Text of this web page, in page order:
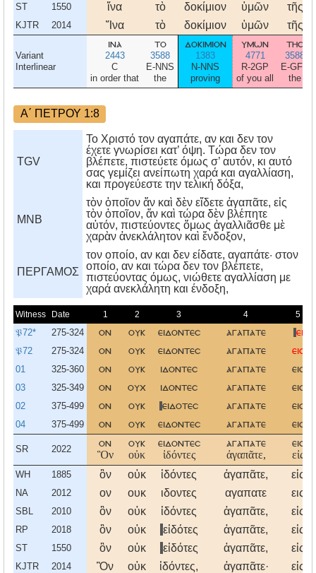
ST 1550 ἵνα τὸ δοκίμιον ὑμῶν τῆς
KJTR 2014 Ἵνα τὸ δοκίμιον ὑμῶν τῆς
Variant
Interlinear
ινα
2443
C
in order that
το
3588
E-NNS
the
δοκιμιον
1383
N-NNS
proving
υμων
4771
R-2GP
of you all
τησ
3588
E-GFS
the
Α΄ ΠΕΤΡΟΥ 1:8
TGV
Το Χριστό τον αγαπάτε, αν και δεν τον
έχετε γνωρίσει κατ’ όψη. Τώρα δεν τον
βλέπετε, πιστεύετε όμως σ’ αυτόν, κι αυτό
σας γεμίζει ανείπωτη χαρά και αγαλλίαση,
και προγεύεστε την τελική δόξα,
MNB
τὸν ὁποῖον ἄν καὶ δὲν εἴδετε ἀγαπᾶτε, εἰς
τὸν ὁποῖον, ἄν καὶ τώρα δὲν βλέπητε
αὐτόν, πιστεύοντες ὅμως ἀγαλλιᾶσθε μὲ
χαρὰν ἀνεκλάλητον καὶ ἔνδοξον,
ΠΕΡΓΑΜΟΣ
τον οποίο, αν και δεν είδατε, αγαπάτε· στον
οποίο, αν και τώρα δεν τον βλέπετε,
πιστεύοντας όμως, νιώθετε αγαλλίαση με
χαρά ανεκλάλητη και ένδοξη,
Witness Date 1 2 3 4 5
𝔓72* 275-324 ον ουκ ειδοντεσ αγαπατε ει
𝔓72 275-324 ον ουκ ειδοντεσ αγαπατε εισ
01 325-360 ον ουκ ιδοντεσ αγαπατε εισ
03 325-349 ον ουχ ιδοντεσ αγαπατε εισ
02 375-499 ον ουκ ειδοτεσ αγαπατε εισ
04 375-499 ον ουκ ειδοντεσ αγαπατε εισ
SR 2022
ον
Ὃν
ουκ
οὐκ
ειδοντεσ
ἰδόντες
αγαπατε
ἀγαπᾶτε,
εισ
εἰς
WH 1885 ὃν οὐκ ἰδόντες ἀγαπᾶτε, εἰς
NA 2012 ον ουκ ιδοντες αγαπατε εις
SBL 2010 ὃν οὐκ ἰδόντες ἀγαπᾶτε, εἰς
RP 2018 ὃν οὐκ εἰδότες ἀγαπᾶτε, εἰς
ST 1550 ὃν οὐκ εἰδότες ἀγαπᾶτε, εἰς
KJTR 2014 Ὃν οὐκ ἰδόντες, ἀγαπᾶτε· εἰς